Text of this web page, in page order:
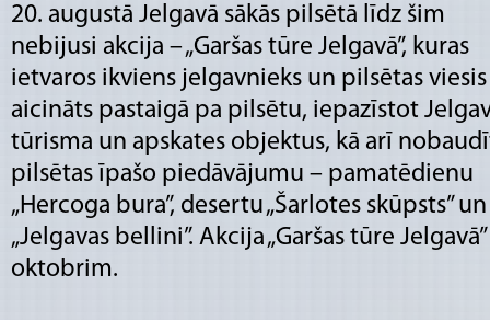
20. augustā Jelgavā sākās pilsētā līdz šim
nebijusi akcija – „Garšas tūre Jelgavā”, kuras
ietvaros ikviens jelgavnieks un pilsētas
aicināts pastaigā pa pilsētu, iepazīstot
tūrisma un apskates objektus, kā arī
pilsētas īpašo piedāvājumu – pamatēdienu
„Hercoga bura”, desertu „Šarlotes skūpsts”
„Jelgavas bellini”. Akcija „Garšas tūre
oktobrim.